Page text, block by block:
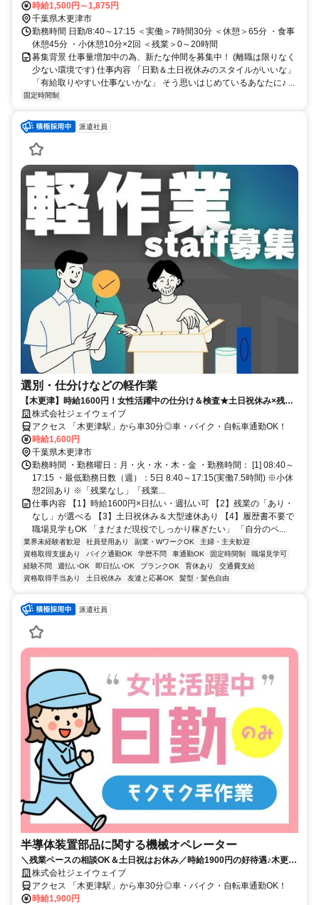
長く働けます。 ※敷地内に無料の駐車場完備 【最寄り駅】 ・ＪＲ久
留里線「木更津駅」 ・ＪＲ内房線「木更津駅」
時給1,500円～1,875円
千葉県木更津市
勤務時間 日勤/8:40～17:15 ＜実働＞7時間30分 ＜休憩＞65分 ・食事
休憩45分 ・小休憩10分×2回 ＜残業＞0～20時間
募集背景 仕事量増加中の為、新たな仲間を募集中！ (離職は限りなく
少ない環境です) 仕事内容 「日勤＆土日祝休みのスタイルがいいな」
「有給取りやすい仕事ないかな」 そう思いはじめているあなたに♪ ...
固定時間制
派遣社員
選別・仕分けなどの軽作業
【木更津】時給1600円！女性活躍中の仕分け＆検査★土日祝休み×残業
の有無も選べて自分らしく働ける！
株式会社ジェイウェイブ
アクセス 「木更津駅」から車30分◎車・バイク・自転車通勤OK！
時給1,600円
千葉県木更津市
勤務時間 ・勤務曜日：月・火・水・木・金 ・勤務時間： [1] 08:40～
17:15 ・最低勤務日数（週）：5日 8:40～17:15(実働7.5時間) ※小休
憩2回あり ※「残業なし」「残業...
仕事内容 【1】時給1600円×日払い・週払い可 【2】残業の「あり・
なし」が選べる 【3】土日祝休み＆大型連休あり 【4】履歴書不要で
職場見学もOK 「まだまだ現役でしっかり稼ぎたい」 「自分のペ...
業界未経験者歓迎 社員登用あり 副業・WワークOK
主婦・主夫歓迎
資格取得支援あり
バイク通勤OK 学歴不問 車通勤OK 固定時間制
職場見学可
経験不問
週払いOK 即日払いOK ブランクOK 育休あり
交通費支給
資格取得手当あり
土日祝休み 友達と応募OK 髪型・髪色自由
派遣社員
半導体装置部品に関する機械オペレーター
＼残業ペースの相談OK＆土日祝はお休み／時給1900円の好待遇♪木更津
で半導体部品の洗浄・梱包ワーク
株式会社ジェイウェイブ
アクセス 「木更津駅」から車30分◎車・バイク・自転車通勤OK！
時給1,900円